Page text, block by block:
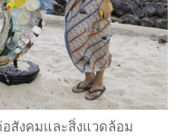
สังคมและสิ่งแวดล้อม